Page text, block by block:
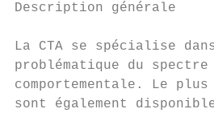
Description générale
La CTA se spécialise
problématique du
comportementale. Le
sont également